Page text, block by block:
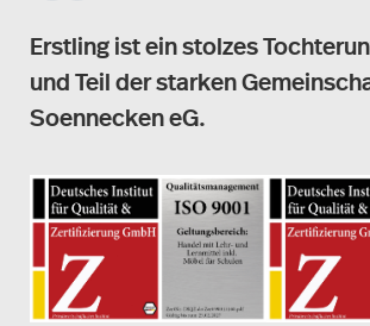
Erstling ist ein stolzes
und Teil der starken
Soennecken eG.